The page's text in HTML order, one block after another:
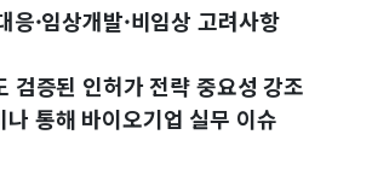
응·임상개발·비임상 고려사항
검증된 인허가 전략 중요성 강조
나 통해 바이오기업 실무 이슈